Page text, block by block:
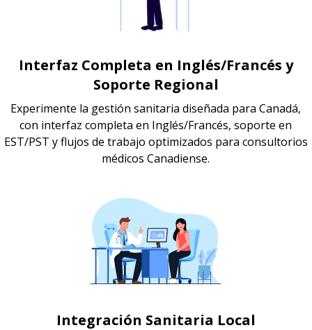
Interfaz Completa en Inglés/Francés y
Soporte Regional
Experimente la gestión sanitaria diseñada para Canadá,
con interfaz completa en Inglés/Francés, soporte en
EST/PST y flujos de trabajo optimizados para consultorios
médicos Canadiense.
Integración Sanitaria Local